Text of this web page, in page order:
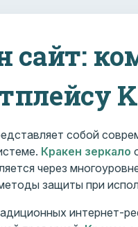
сайт:
собой
Кракен зеркало
через
защиты при
интернет-